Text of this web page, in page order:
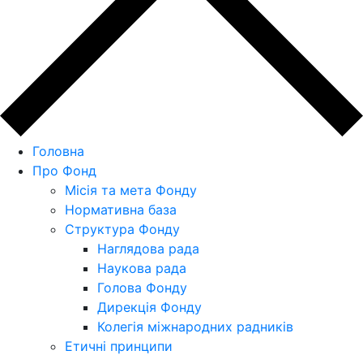
Головна
Про Фонд
Місія та мета Фонду
Нормативна база
Структура Фонду
Наглядова рада
Наукова рада
Голова Фонду
Дирекція Фонду
Колегія міжнародних радників
Етичні принципи